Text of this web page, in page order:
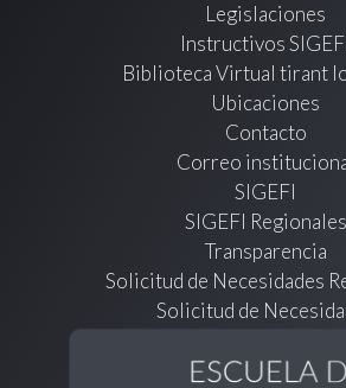
Legislaciones
Instructivos
Biblioteca Virtual tirant
Ubicaciones
Contacto
Correo
SIGEFI
SIGEFI Regionales
Transparencia
Solicitud de Necesidades
Solicitud de